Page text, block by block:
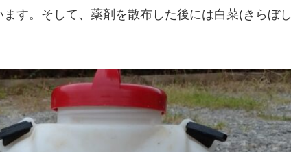
す。そして、薬剤を散布した後には白菜(きらぼし